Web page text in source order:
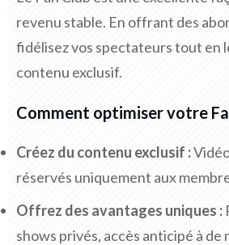
revenu stable. En offrant des
fidélisez vos spectateurs tout en
contenu exclusif.
Comment optimiser votre
Créez du contenu exclusif :
réservés uniquement aux
Offrez des avantages uniques :
shows privés, accès anticipé à de